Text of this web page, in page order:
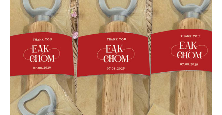
การ์ดขึ้นบ้านใหม่
ซองเปล่า
รับพิมพ์หน้าซอง +
Wax Seal Sticker | สติกเกอร์ตราครั่งปิดซอง